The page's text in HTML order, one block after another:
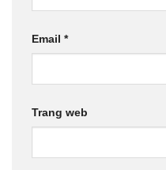
Email *
Trang web